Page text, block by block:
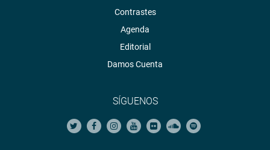
Contrastes
Agenda
Editorial
Damos Cuenta
SÍGUENOS